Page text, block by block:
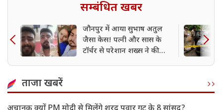
सम्बंधित खबर
जौनपुर में आया सुभाष अतुल
जैसा केस! पत्नी और सास के
टॉर्चर से परेशान शख्स ने की
ताजा खबरें